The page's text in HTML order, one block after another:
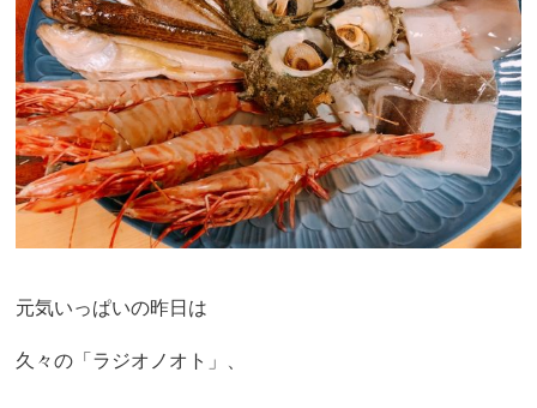
元気いっぱいの昨日は
久々の「ラジオノオト」、